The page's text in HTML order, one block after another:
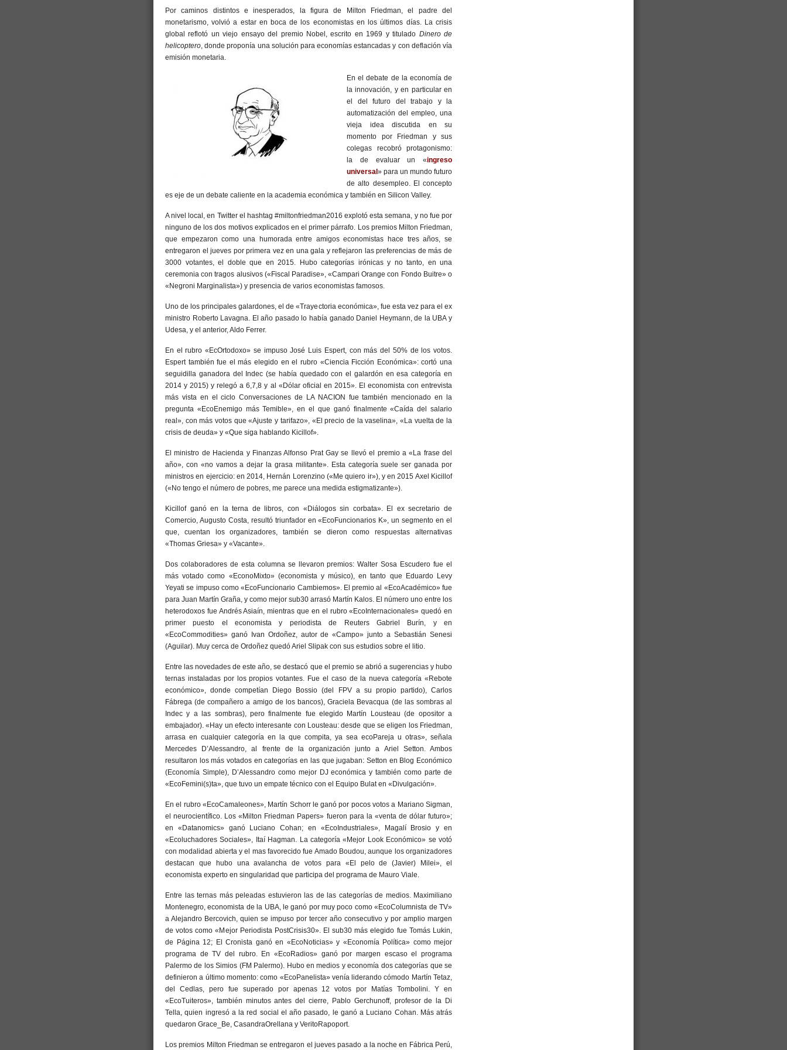
Por caminos distintos e inesperados, la figura de Milton Friedman, el padre del
monetarismo, volvió a estar en boca de los economistas en los últimos días. La crisis
global reflotó un viejo ensayo del premio Nobel, escrito en 1969 y titulado Dinero de
helicoptero, donde proponía una solución para economías estancadas y con deflación vía
emisión monetaria.
En el debate de la economía de
la innovación, y en particular en
el del futuro del trabajo y la
automatización del empleo, una
vieja idea discutida en su
momento por Friedman y sus
colegas recobró protagonismo:
la de evaluar un «ingreso
universal» para un mundo futuro
de alto desempleo. El concepto
es eje de un debate caliente en la academia económica y también en Silicon Valley.
A nivel local, en Twitter el hashtag #miltonfriedman2016 explotó esta semana, y no fue por
ninguno de los dos motivos explicados en el primer párrafo. Los premios Milton Friedman,
que empezaron como una humorada entre amigos economistas hace tres años, se
entregaron el jueves por primera vez en una gala y reflejaron las preferencias de más de
3000 votantes, el doble que en 2015. Hubo categorías irónicas y no tanto, en una
ceremonia con tragos alusivos («Fiscal Paradise», «Campari Orange con Fondo Buitre» o
«Negroni Marginalista») y presencia de varios economistas famosos.
Uno de los principales galardones, el de «Trayectoria económica», fue esta vez para el ex
ministro Roberto Lavagna. El año pasado lo había ganado Daniel Heymann, de la UBA y
Udesa, y el anterior, Aldo Ferrer.
En el rubro «EcOrtodoxo» se impuso José Luis Espert, con más del 50% de los votos.
Espert también fue el más elegido en el rubro «Ciencia Ficción Económica»: cortó una
seguidilla ganadora del Indec (se había quedado con el galardón en esa categoría en
2014 y 2015) y relegó a 6,7,8 y al «Dólar oficial en 2015». El economista con entrevista
más vista en el ciclo Conversaciones de LA NACION fue también mencionado en la
pregunta «EcoEnemigo más Temible», en el que ganó finalmente «Caída del salario
real», con más votos que «Ajuste y tarifazo», «El precio de la vaselina», «La vuelta de la
crisis de deuda» y «Que siga hablando Kicillof».
El ministro de Hacienda y Finanzas Alfonso Prat Gay se llevó el premio a «La frase del
año», con «no vamos a dejar la grasa militante». Esta categoría suele ser ganada por
ministros en ejercicio: en 2014, Hernán Lorenzino («Me quiero ir»), y en 2015 Axel Kicillof
(«No tengo el número de pobres, me parece una medida estigmatizante»).
Kicillof ganó en la terna de libros, con «Diálogos sin corbata». El ex secretario de
Comercio, Augusto Costa, resultó triunfador en «EcoFuncionarios K», un segmento en el
que, cuentan los organizadores, también se dieron como respuestas alternativas
«Thomas Griesa» y «Vacante».
Dos colaboradores de esta columna se llevaron premios: Walter Sosa Escudero fue el
más votado como «EconoMixto» (economista y músico), en tanto que Eduardo Levy
Yeyati se impuso como «EcoFuncionario Cambiemos». El premio al «EcoAcadémico» fue
para Juan Martín Graña, y como mejor sub30 arrasó Martín Kalos. El número uno entre los
heterodoxos fue Andrés Asiaín, mientras que en el rubro «EcoInternacionales» quedó en
primer puesto el economista y periodista de Reuters Gabriel Burín, y en
«EcoCommodities» ganó Ivan Ordoñez, autor de «Campo» junto a Sebastián Senesi
(Aguilar). Muy cerca de Ordoñez quedó Ariel Slipak con sus estudios sobre el litio.
Entre las novedades de este año, se destacó que el premio se abrió a sugerencias y hubo
ternas instaladas por los propios votantes. Fue el caso de la nueva categoría «Rebote
económico», donde competían Diego Bossio (del FPV a su propio partido), Carlos
Fábrega (de compañero a amigo de los bancos), Graciela Bevacqua (de las sombras al
Indec y a las sombras), pero finalmente fue elegido Martín Lousteau (de opositor a
embajador). «Hay un efecto interesante con Lousteau: desde que se eligen los Friedman,
arrasa en cualquier categoría en la que compita, ya sea ecoPareja u otras», señala
Mercedes D’Alessandro, al frente de la organización junto a Ariel Setton. Ambos
resultaron los más votados en categorías en las que jugaban: Setton en Blog Económico
(Economía Simple), D’Alessandro como mejor DJ económica y también como parte de
«EcoFemini(s)ta», que tuvo un empate técnico con el Equipo Bulat en «Divulgación».
En el rubro «EcoCamaleones», Martín Schorr le ganó por pocos votos a Mariano Sigman,
el neurocientífico. Los «Milton Friedman Papers» fueron para la «venta de dólar futuro»;
en «Datanomics» ganó Luciano Cohan; en «EcoIndustriales», Magalí Brosio y en
«Ecoluchadores Sociales», Itaí Hagman. La categoría «Mejor Look Económico» se votó
con modalidad abierta y el mas favorecido fue Amado Boudou, aunque los organizadores
destacan que hubo una avalancha de votos para «El pelo de (Javier) Milei», el
economista experto en singularidad que participa del programa de Mauro Viale.
Entre las ternas más peleadas estuvieron las de las categorías de medios. Maximiliano
Montenegro, economista de la UBA, le ganó por muy poco como «EcoColumnista de TV»
a Alejandro Bercovich, quien se impuso por tercer año consecutivo y por amplio margen
de votos como «Mejor Periodista PostCrisis30». El sub30 más elegido fue Tomás Lukin,
de Página 12; El Cronista ganó en «EcoNoticias» y «Economía Política» como mejor
programa de TV del rubro. En «EcoRadios» ganó por margen escaso el programa
Palermo de los Simios (FM Palermo). Hubo en medios y economía dos categorías que se
definieron a último momento: como «EcoPanelista» venía liderando cómodo Martín Tetaz,
del Cedlas, pero fue superado por apenas 12 votos por Matías Tombolini. Y en
«EcoTuiteros», también minutos antes del cierre, Pablo Gerchunoff, profesor de la Di
Tella, quien ingresó a la red social el año pasado, le ganó a Luciano Cohan. Más atrás
quedaron Grace_Be, CasandraOrellana y VeritoRapoport.
Los premios Milton Friedman se entregaron el jueves pasado a la noche en Fábrica Perú,